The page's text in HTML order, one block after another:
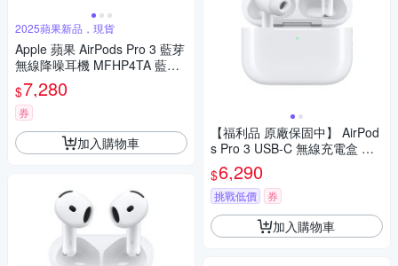
2025蘋果新品，現貨
Apple 蘋果 AirPods Pro 3 藍芽
無線降噪耳機 MFHP4TA 藍芽
耳機
$7,280
券
加入購物車
【福利品 原廠保固中】 AirPod
s Pro 3 USB-C 無線充電盒 蘋
果 原廠公司貨
$6,290
挑戰低價 券
加入購物車